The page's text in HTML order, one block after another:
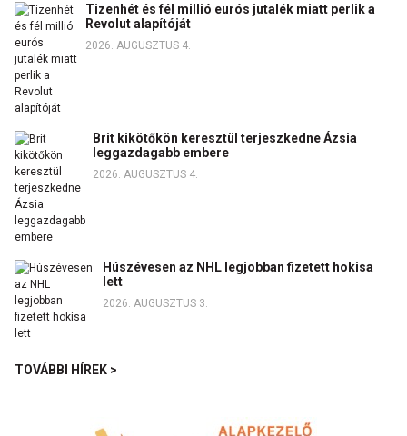
Tizenhét és fél millió eurós jutalék miatt perlik a
Revolut alapítóját
2026. AUGUSZTUS 4.
Brit kikötőkön keresztül terjeszkedne Ázsia
leggazdagabb embere
2026. AUGUSZTUS 4.
Húszévesen az NHL legjobban fizetett hokisa
lett
2026. AUGUSZTUS 3.
TOVÁBBI HÍREK >